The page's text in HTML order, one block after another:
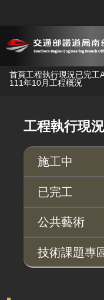
跳到主要內容
首頁工程執行現況已完工
111年10月工程概況
工程執行現況
施工中
已完工
公共藝術
技術課題專